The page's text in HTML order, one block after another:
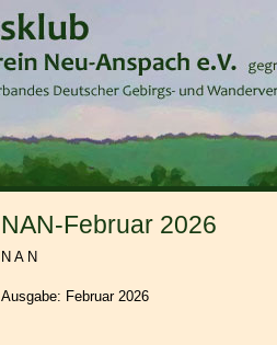
NAN-Februar 2026
N A N
Ausgabe: Februar 2026